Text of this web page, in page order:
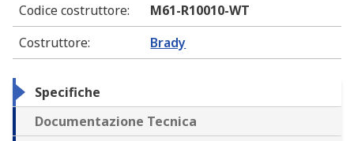
Codice costruttore:
M61-R10010-WT
Costruttore: Brady
Specifiche
Documentazione Tecnica